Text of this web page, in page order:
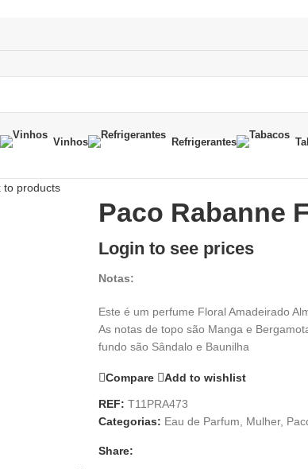
Vinhos Refrigerantes
to products
Paco Rabanne
Login to see prices
Notas:
Este é um perfume Floral Amadeirado
As notas de topo são Manga e
fundo são Sândalo e Baunilha
Compare Add to wishlist
REF: T11PRA473
Categorias: Eau de Parfum Mulher,
Share: